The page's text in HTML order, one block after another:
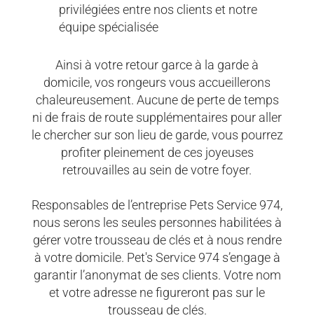
privilégiées entre nos clients et notre
équipe spécialisée
Ainsi à votre retour garce à la garde à
domicile, vos rongeurs vous accueillerons
chaleureusement. Aucune de perte de temps
ni de frais de route supplémentaires pour aller
le chercher sur son lieu de garde, vous pourrez
profiter pleinement de ces joyeuses
retrouvailles au sein de votre foyer.
Responsables de l’entreprise Pets Service 974,
nous serons les seules personnes habilitées à
gérer votre trousseau de clés et à nous rendre
à votre domicile. Pet's Service 974 s’engage à
garantir l’anonymat de ses clients. Votre nom
et votre adresse ne figureront pas sur le
trousseau de clés.